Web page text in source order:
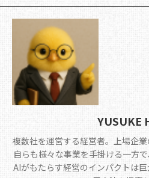
YUSUKE
複数社を運営する経営者。上場企業
自らも様々な事業を手掛ける一方
AIがもたらす経営のインパクトは